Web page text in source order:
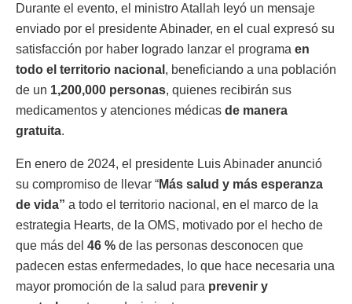
Durante el evento, el ministro Atallah leyó un mensaje
enviado por el presidente Abinader, en el cual expresó su
satisfacción por haber logrado lanzar el programa en
todo el territorio nacional , beneficiando a una población
de un 1,200,000 personas, quienes recibirán sus
medicamentos y atenciones médicas de manera
gratuita.
En enero de 2024, el presidente Luis Abinader anunció
su compromiso de llevar “Más salud y más esperanza
de vida” a todo el territorio nacional, en el marco de la
estrategia Hearts, de la OMS, motivado por el hecho de
que más del 46 % de las personas desconocen que
padecen estas enfermedades, lo que hace necesaria una
mayor promoción de la salud para prevenir y